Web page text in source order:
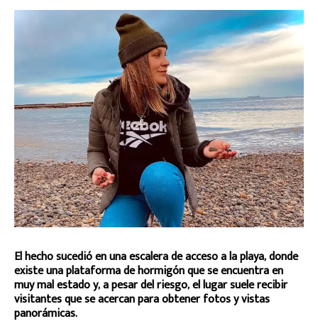
El hecho sucedió en una escalera de acceso a la playa, donde
existe una plataforma de hormigón que se encuentra en
muy mal estado y, a pesar del riesgo, el lugar suele recibir
visitantes que se acercan para obtener fotos y vistas
panorámicas.